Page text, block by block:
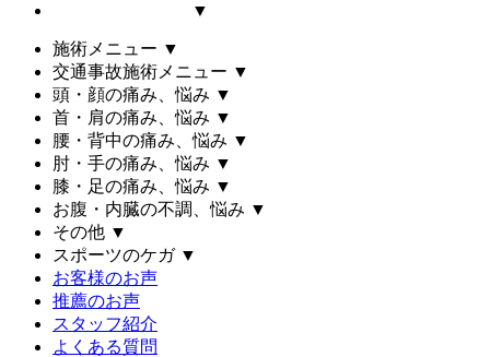
▼
施術メニュー ▼
交通事故施術メニュー ▼
頭・顔の痛み、悩み ▼
首・肩の痛み、悩み ▼
腰・背中の痛み、悩み ▼
肘・手の痛み、悩み ▼
膝・足の痛み、悩み ▼
お腹・内臓の不調、悩み ▼
その他 ▼
スポーツのケガ ▼
お客様のお声
推薦のお声
スタッフ紹介
よくある質問